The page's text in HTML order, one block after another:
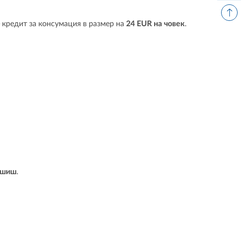
за консумация в размер на 24 EUR на човек.
.